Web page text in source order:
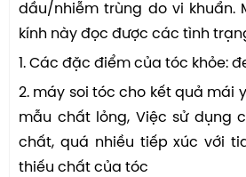
dầu/nhiễm trùng do vi khuẩn.
kính này đọc được các tình
1. Các đặc điểm của tóc khỏe:
2. máy soi tóc cho kết quả mái
mẫu chất lỏng, Việc sử dụng
chất, quá nhiều tiếp xúc với
thiếu chất của tóc